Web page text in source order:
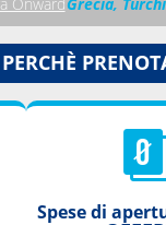
PERCHÈ
Spese di